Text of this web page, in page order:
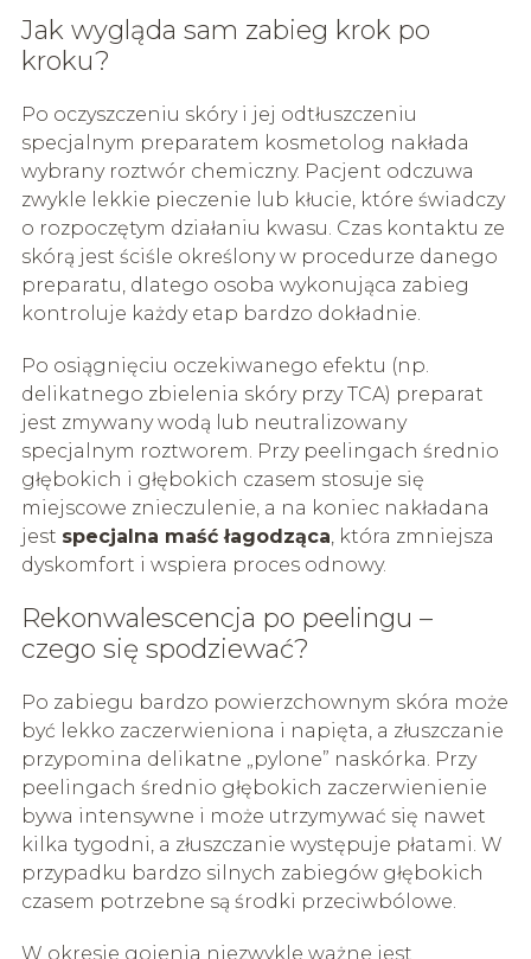
Jak wygląda sam zabieg krok po
kroku?
Po oczyszczeniu skóry i jej odtłuszczeniu
specjalnym preparatem kosmetolog nakłada
wybrany roztwór chemiczny. Pacjent odczuwa
zwykle lekkie pieczenie lub kłucie, które świadczy
o rozpoczętym działaniu kwasu. Czas kontaktu ze
skórą jest ściśle określony w procedurze danego
preparatu, dlatego osoba wykonująca zabieg
kontroluje każdy etap bardzo dokładnie.
Po osiągnięciu oczekiwanego efektu (np.
delikatnego zbielenia skóry przy TCA) preparat
jest zmywany wodą lub neutralizowany
specjalnym roztworem. Przy peelingach średnio
głębokich i głębokich czasem stosuje się
miejscowe znieczulenie, a na koniec nakładana
jest specjalna maść łagodząca, która zmniejsza
dyskomfort i wspiera proces odnowy.
Rekonwalescencja po peelingu –
czego się spodziewać?
Po zabiegu bardzo powierzchownym skóra może
być lekko zaczerwieniona i napięta, a złuszczanie
przypomina delikatne „pylone” naskórka. Przy
peelingach średnio głębokich zaczerwienienie
bywa intensywne i może utrzymywać się nawet
kilka tygodni, a złuszczanie występuje płatami. W
przypadku bardzo silnych zabiegów głębokich
czasem potrzebne są środki przeciwbólowe.
W okresie gojenia niezwykle ważne jest